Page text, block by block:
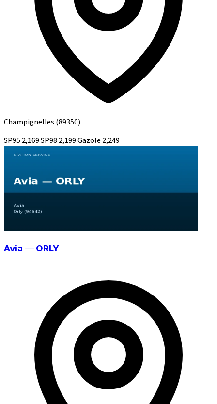
Champignelles (89350)
SP95 2,169SP98 2,199Gazole 2,249
Avia — ORLY